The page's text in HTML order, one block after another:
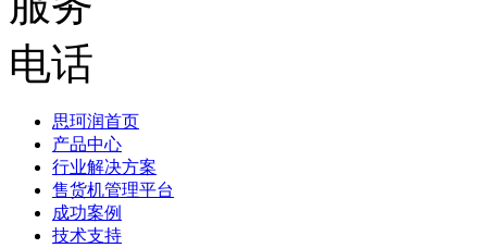
思珂润首页
产品中心
行业解决方案
售货机管理平台
成功案例
技术支持